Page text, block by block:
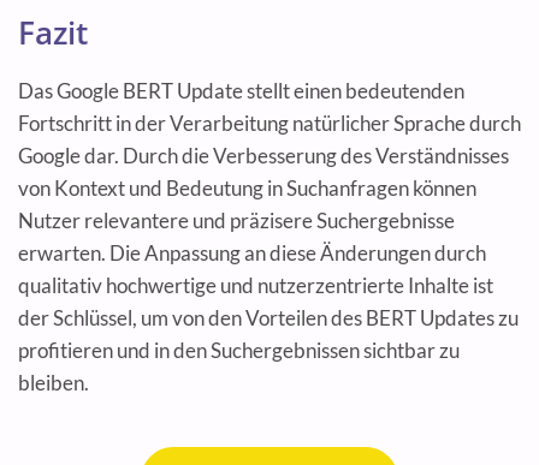
Fazit
Das Google BERT Update stellt einen bedeutenden
Fortschritt in der Verarbeitung natürlicher Sprache durch
Google dar. Durch die Verbesserung des Verständnisses
von Kontext und Bedeutung in Suchanfragen können
Nutzer relevantere und präzisere Suchergebnisse
erwarten. Die Anpassung an diese Änderungen durch
qualitativ hochwertige und nutzerzentrierte Inhalte ist
der Schlüssel, um von den Vorteilen des BERT Updates zu
profitieren und in den Suchergebnissen sichtbar zu
bleiben.